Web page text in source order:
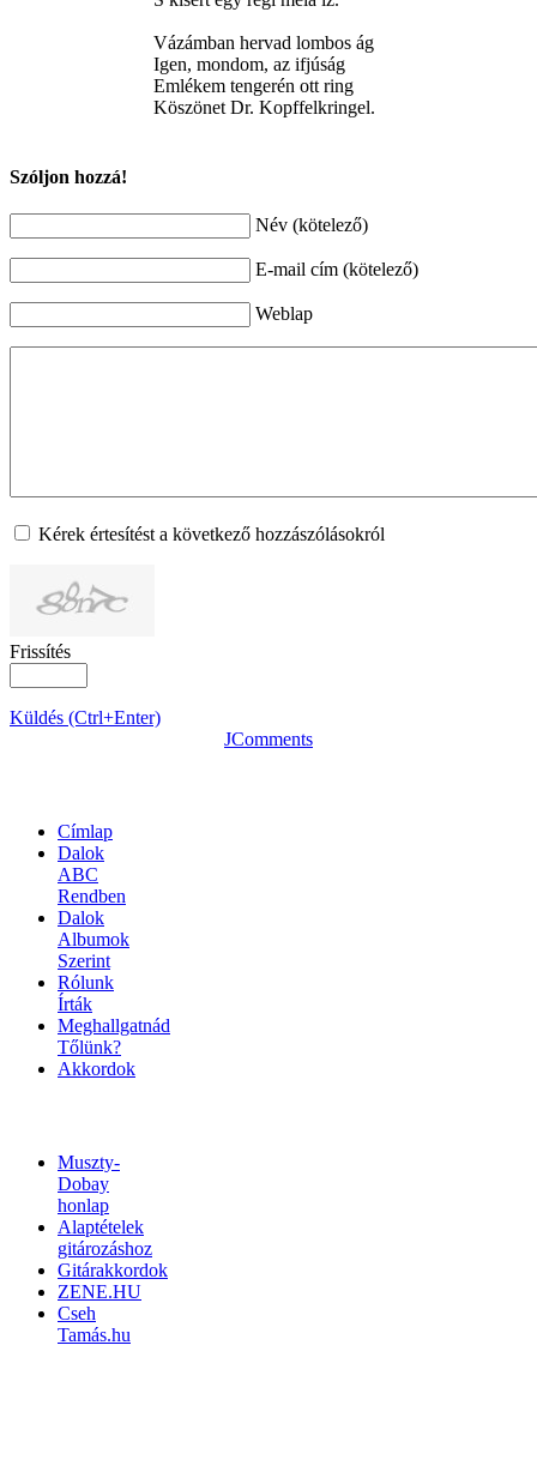
Vázámban hervad lombos ág
Igen, mondom, az ifjúság
Emlékem tengerén ott ring
Köszönet Dr. Kopffelkringel.
Szóljon hozzá!
Név (kötelező)
E-mail cím (kötelező)
Weblap
Kérek értesítést a következő hozzászólásokról
Frissítés
Küldés (Ctrl+Enter)
JComments
Címlap
Dalok
ABC
Rendben
Dalok
Albumok
Szerint
Rólunk
Írták
Meghallgatnád
Tőlünk?
Akkordok
Muszty-
Dobay
honlap
Alaptételek
gitározáshoz
Gitárakkordok
ZENE.HU
Cseh
Tamás.hu